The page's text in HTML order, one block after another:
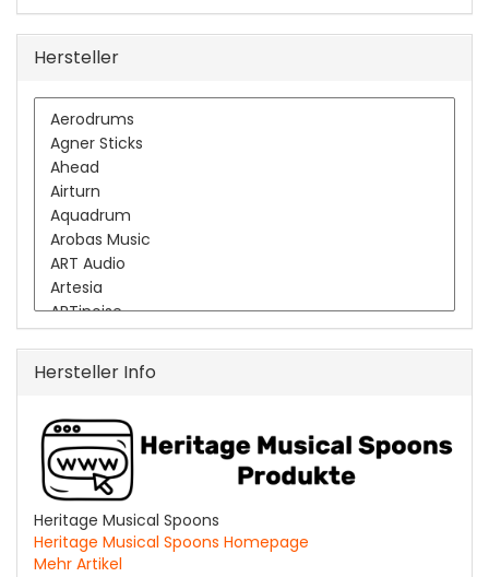
Hersteller
Hersteller Info
Heritage Musical Spoons
Heritage Musical Spoons Homepage
Mehr Artikel